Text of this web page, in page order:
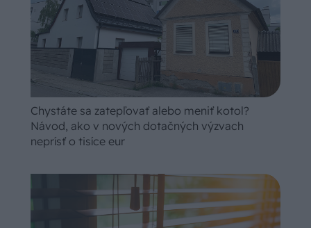
Chystáte sa zatepľovať alebo meniť kotol?
Návod, ako v nových dotačných výzvach
neprísť o tisíce eur